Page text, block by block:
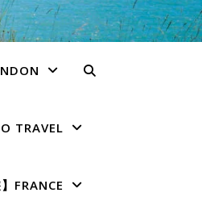
TRAVEL
FRANCE